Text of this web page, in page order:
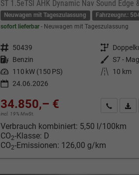
ST 1.5eTSI AHK Dynamic Nav Sound Edge
Neuwagen mit Tageszulassung
Fahrzeugnr.:
sofort lieferbar
Neuwagen mit Tageszulassung
Fahrzeugnr. 50439 Getriebe
Kraftstoff Benzin Außenfarbe S7 -
Leistung 110 kW (150 PS) Kilometerstand
10 km
24.06.2026
34.850,– €
incl. 19% MwSt.
Kontakt
Verbrauch kombiniert: 5,50 l/100km
CO2-Klasse: D
CO2-Emissionen: 126,00 g/km